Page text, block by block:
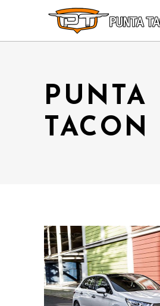
PUNTA
TACON